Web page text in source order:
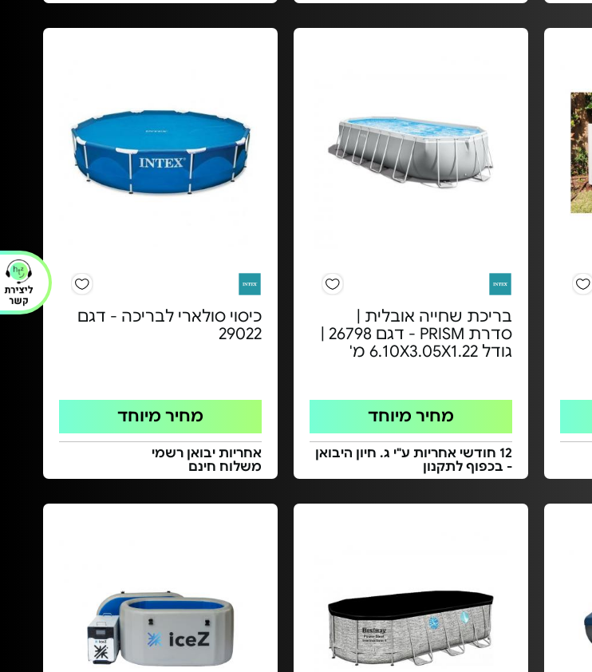
בריכת שחייה אובלית |
סדרת PRISM - דגם 26798 |
גודל 6.10X3.05X1.22 מ'
מחיר מיוחד
12 חודשי אחריות ע"י ג. חיון היבואן
- בכפוף לתקנון
כיסוי סולארי לבריכה - דגם
29022
מחיר מיוחד
אחריות יבואן רשמי
משלוח חינם